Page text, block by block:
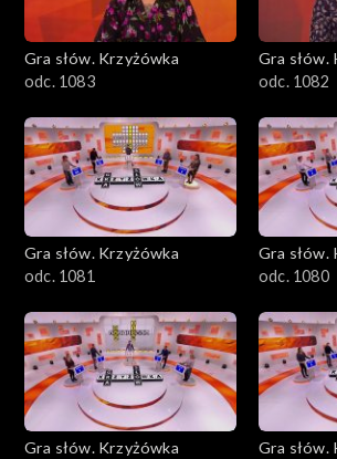
Gra słów. Krzyżówka
odc. 1083
Gra słów.
odc. 1082
Gra słów. Krzyżówka
odc. 1081
Gra słów.
odc. 1080
Gra słów. Krzyżówka
Gra słów.